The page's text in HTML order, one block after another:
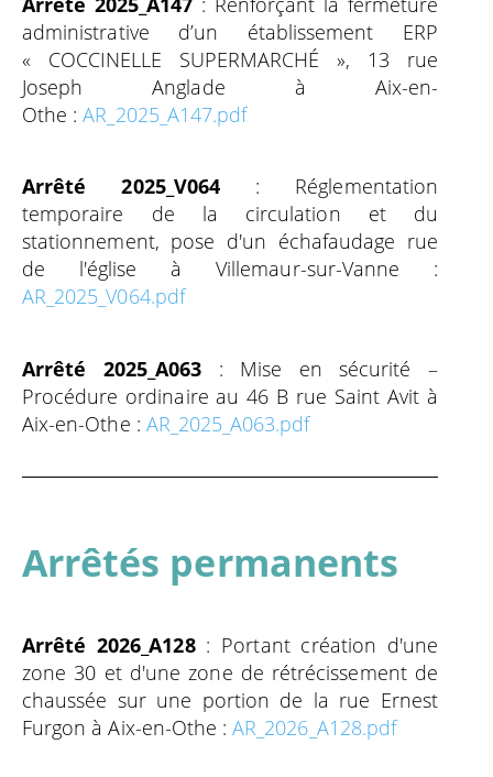
administrative d’un établissement ERP
« COCCINELLE SUPERMARCHÉ », 13 rue
Joseph Anglade à Aix-en-
Othe :AR_2025_A147.pdf
Arrêté 2025_V064: Réglementation
temporaire de la circulation et du
stationnement, pose d'un échafaudage rue
de l'église à Villemaur-sur-Vanne :
AR_2025_V064.pdf
Arrêté 2025_A063 : Mise en sécurité –
Procédure ordinaire au 46 B rue Saint Avit à
Aix-en-Othe : AR_2025_A063.pdf
Arrêtés permanents
Arrêté 2026_A128: Portant création d'une
zone 30 et d'une zone de rétrécissement de
chaussée sur une portion de la rue Ernest
Furgon à Aix-en-Othe :AR_2026_A128.pdf